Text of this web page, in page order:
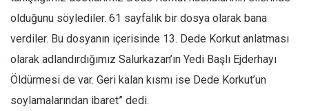
Bu Sayı
Tüm Sayılar
Kategoriler
Kültür Sanat
Kitap
olduğunu söylediler. 61 sayfalık bir dosya olarak bana
verdiler. Bu dosyanın içerisinde 13. Dede Korkut anlatması
olarak adlandırdığımız Salurkazan’ın Yedi Başlı Ejderhayı
Öldürmesi de var. Geri kalan kısmı ise Dede Korkut’un
soylamalarından ibaret” dedi.